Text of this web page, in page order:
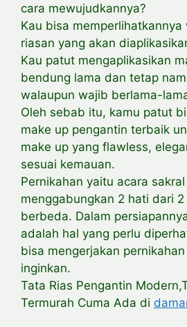
cara mewujudkannya?
Kau bisa memperlihatkannya
riasan yang akan
Kau patut mengaplikasikan
bendung lama dan tetap
walaupun wajib berlama-
Oleh sebab itu, kamu patut
make up pengantin terbaik
make up yang flawless,
sesuai kemauan.
Pernikahan yaitu acara
menggabungkan 2 hati dari
berbeda. Dalam
adalah hal yang perlu
bisa mengerjakan
inginkan.
Tata Rias Pengantin
Termurah Cuma Ada di